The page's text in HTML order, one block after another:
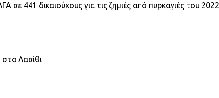
σε 441 δικαιούχους για τις ζημιές από πυρκαγιές του 2022
στο Λασίθι